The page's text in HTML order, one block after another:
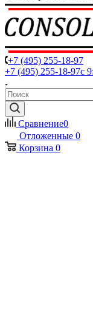
+7 (495) 255-18-97
+7 (495) 255-18-97с
Сравнение0
Отложенные 0
Корзина 0